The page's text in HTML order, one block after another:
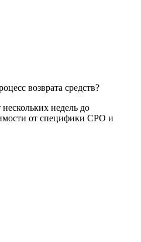
возврата средств?
недель до
от специфики СРО и